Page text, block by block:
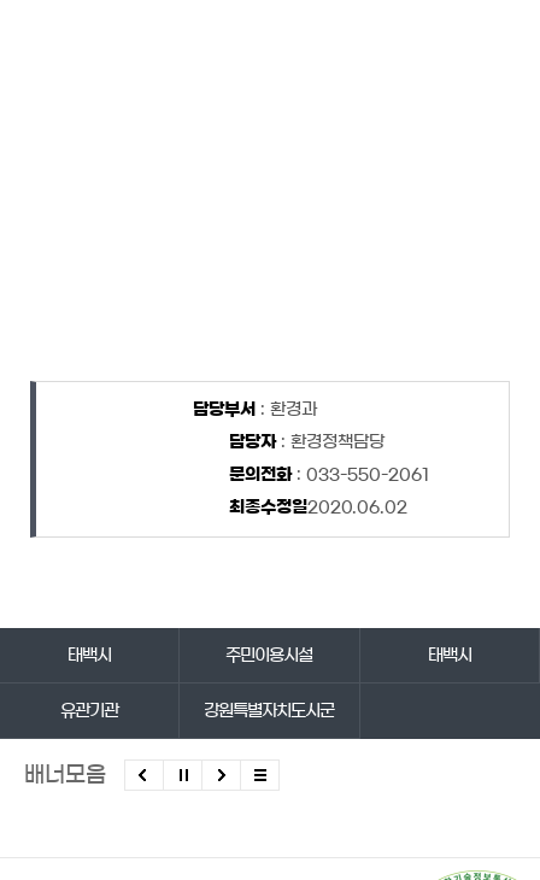
담당자 정보
담당부서 : 환경과
담당자: 환경정책담당
문의전화: 033-550-2061
최종수정일2020.06.02
태백시 주민이용시설 태백시
유관기관 강원특별자치도시군
배너모음